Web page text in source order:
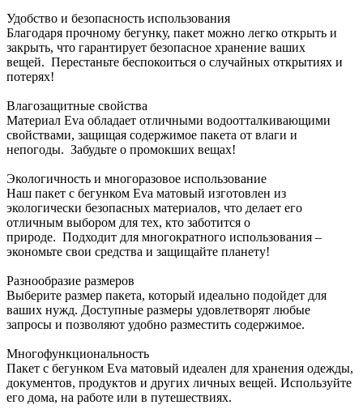
Удобство и безопасность использования
Благодаря прочному бегунку, пакет можно легко открыть и
закрыть, что гарантирует безопасное хранение ваших
вещей. Перестаньте беспокоиться о случайных открытиях и
потерях!
Влагозащитные свойства
Материал Eva обладает отличными водоотталкивающими
свойствами, защищая содержимое пакета от влаги и
непогоды. Забудьте о промокших вещах!
Экологичность и многоразовое использование
Наш пакет с бегунком Eva матовый изготовлен из
экологически безопасных материалов, что делает его
отличным выбором для тех, кто заботится о
природе. Подходит для многократного использования –
экономьте свои средства и защищайте планету!
Разнообразие размеров
Выберите размер пакета, который идеально подойдет для
ваших нужд. Доступные размеры удовлетворят любые
запросы и позволяют удобно разместить содержимое.
Многофункциональность
Пакет с бегунком Eva матовый идеален для хранения одежды,
документов, продуктов и других личных вещей. Используйте
его дома, на работе или в путешествиях.